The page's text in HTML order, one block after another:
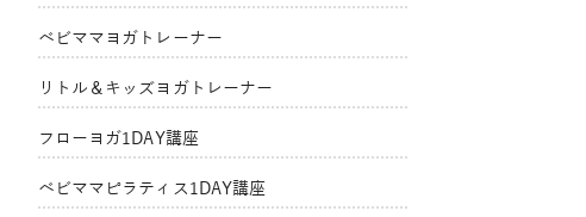
ベビママヨガトレーナー
リトル＆キッズヨガトレーナー
フローヨガ1DAY講座
ベビママピラティス1DAY講座